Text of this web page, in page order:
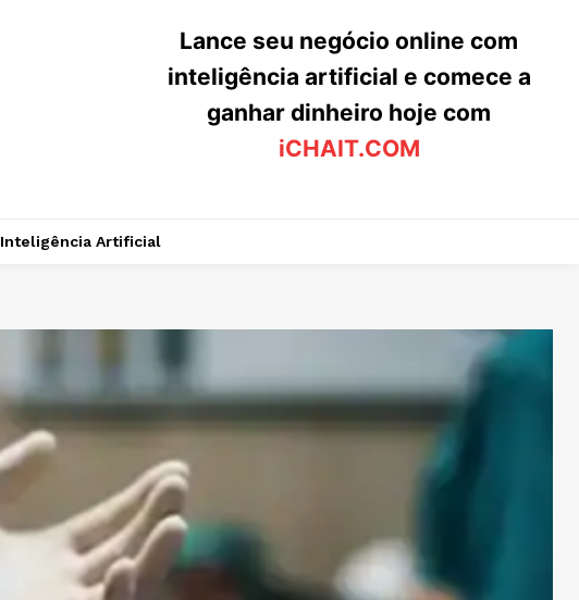
Lance seu negócio online com
inteligência artificial e comece a
ganhar dinheiro hoje com
iCHAIT.COM
Inteligência Artificial